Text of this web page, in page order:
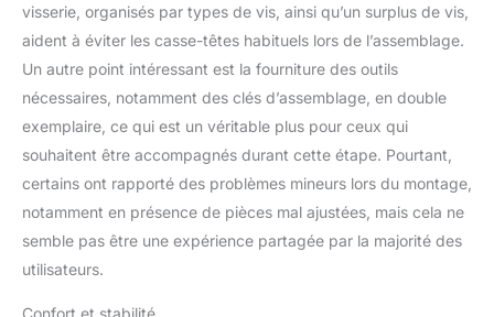
espace de rangement
suffisant sous le lit. La
distance au sol de 27 cm
crée un large espace de
vêtements, les
vêtements, les jouets
pour enfants ou d'autres
articles. Ce lit est
fonctionnel, l'espace de
rangement pratique peut
visserie, organisés par types de vis, ainsi qu’un surplus de vis,
aident à éviter les casse-têtes habituels lors de l’assemblage.
Un autre point intéressant est la fourniture des outils
nécessaires, notamment des clés d’assemblage, en double
exemplaire, ce qui est un véritable plus pour ceux qui
souhaitent être accompagnés durant cette étape. Pourtant,
certains ont rapporté des problèmes mineurs lors du montage,
notamment en présence de pièces mal ajustées, mais cela ne
semble pas être une expérience partagée par la majorité des
utilisateurs.
Confort et stabilité